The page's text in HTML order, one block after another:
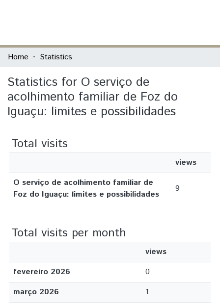
Communities & Collections
All of DSpace
Home Statistics
Statistics for O serviço de
acolhimento familiar de Foz do
Iguaçu: limites e possibilidades
Total visits
views
O serviço de acolhimento familiar de
Foz do Iguaçu: limites e possibilidades
9
Total visits per month
views
fevereiro 2026
0
março 2026
1